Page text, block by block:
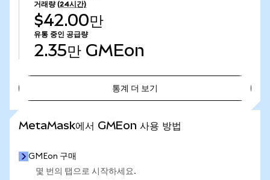
거래량 (24시간)
$42.00만
유통 중인 공급량
2.35만 GMEon
통계 더 보기
MetaMask에서 GMEon 사용 방법
GMEon 구매
몇 번의 탭으로 시작하세요.